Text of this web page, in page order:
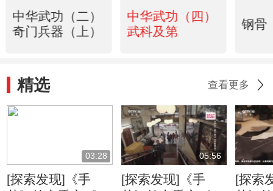
中华武功（二）
奇门兵器（上）
中华武功（四）
武科及第
钢骨
精选 查看更多
03:28
[探索发现]《手
05:56
[探索发现]《手
[探索